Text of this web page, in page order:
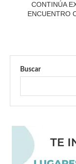
CONTINÚA
ENCUENTRO
Buscar